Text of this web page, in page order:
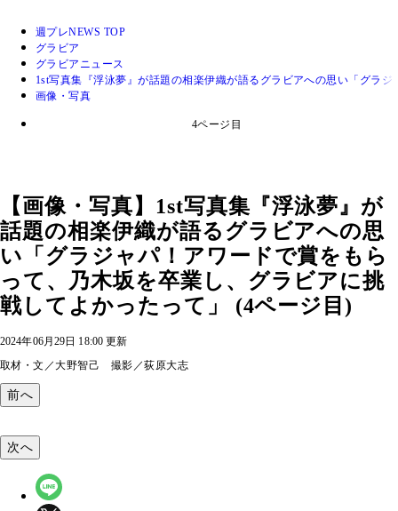
週プレNEWS TOP
グラビア
グラビアニュース
1st写真集『浮泳夢』が話題の相楽伊織が語るグラビアへの思い「グラ
画像・写真
4ページ目
【画像・写真】1st写真集『浮泳夢』が
話題の相楽伊織が語るグラビアへの思
い「グラジャパ！アワードで賞をもら
って、乃木坂を卒業し、グラビアに挑
戦してよかったって」 (4ページ目)
2024年06月29日 18:00 更新
取材・文／大野智己 撮影／荻原大志
前へ
次へ